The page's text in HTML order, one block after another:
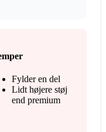
Fylder en del
Lidt højere støj
end premium